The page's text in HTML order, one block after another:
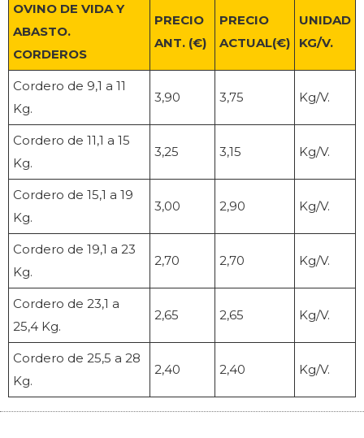
OVINO DE VIDA Y
ABASTO.
CORDEROS
PRECIO
ANT. (€)
PRECIO
ACTUAL(€)
UNIDAD
KG/V.
Cordero de 9,1 a 11
Kg.
3,90 3,75 Kg/V.
Cordero de 11,1 a 15
Kg.
3,25 3,15 Kg/V.
Cordero de 15,1 a 19
Kg.
3,00 2,90 Kg/V.
Cordero de 19,1 a 23
Kg.
2,70 2,70 Kg/V.
Cordero de 23,1 a
25,4 Kg.
2,65 2,65 Kg/V.
Cordero de 25,5 a 28
Kg.
2,40 2,40 Kg/V.